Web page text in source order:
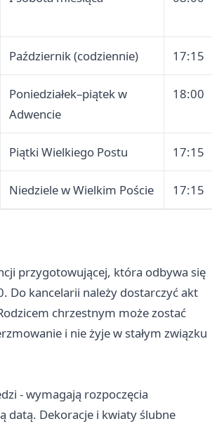
Październik (codziennie) 17:15
Poniedziałek–piątek w
Adwencie
18:00
Piątki Wielkiego Postu 17:15
Niedziele w Wielkim Poście 17:15
przygotowującej, która odbywa się
Do kancelarii należy dostarczyć akt
chrzestnym może zostać
i nie żyje w stałym związku
- wymagają rozpoczęcia
datą. Dekoracje i kwiaty ślubne